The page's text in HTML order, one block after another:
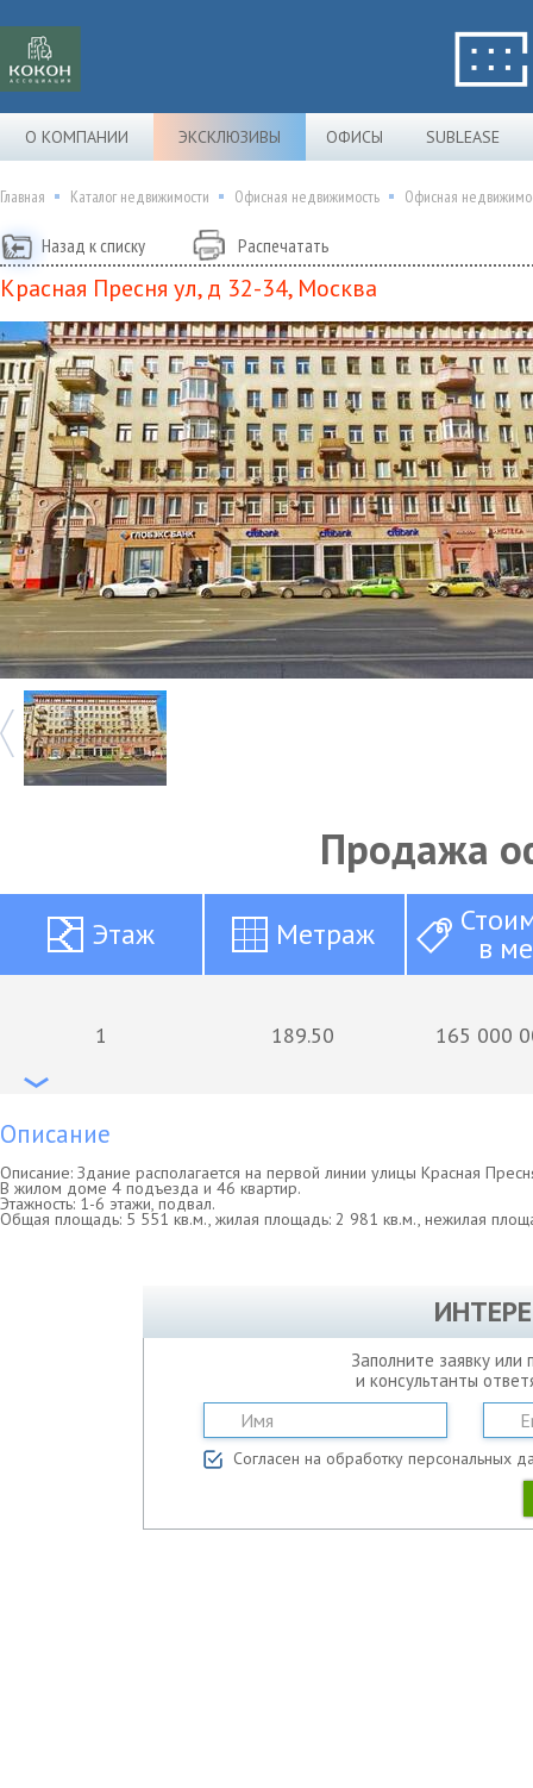
О КОМПАНИИ ЭКСКЛЮЗИВЫ ОФИСЫ SUBLEASE
Главная Каталог недвижимости Офисная недвижимость Офисная
Назад к списку Распечатать
Красная Пресня ул, д 32-34, Москва
Продажа
Этаж Метраж в
1 189.50 165 000
Описание
Описание: Здание располагается на первой линии улицы Красная
В жилом доме 4 подъезда и 46 квартир.
Этажность: 1-6 этажи, подвал.
Общая площадь: 5 551 кв.м., жилая площадь: 2 981 кв.м., нежилая
Заполните заявку
и консультанты
Согласен на обработку персональных